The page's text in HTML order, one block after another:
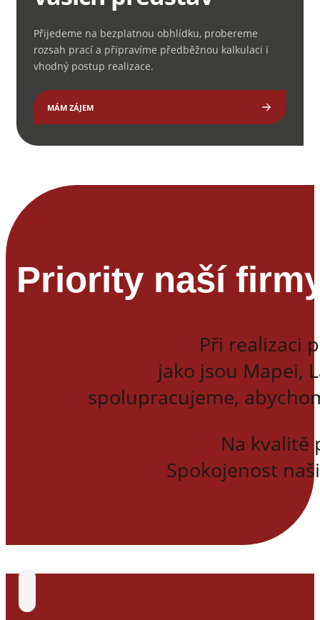
Přijedeme na bezplatnou obhlídku, probereme
rozsah prací a připravíme předběžnou kalkulaci i
vhodný postup realizace.
MÁM ZÁJEM
Priority naší
Při realizaci
jako jsou Mapei,
spolupracujeme,
Na kvalitě
Spokojenost